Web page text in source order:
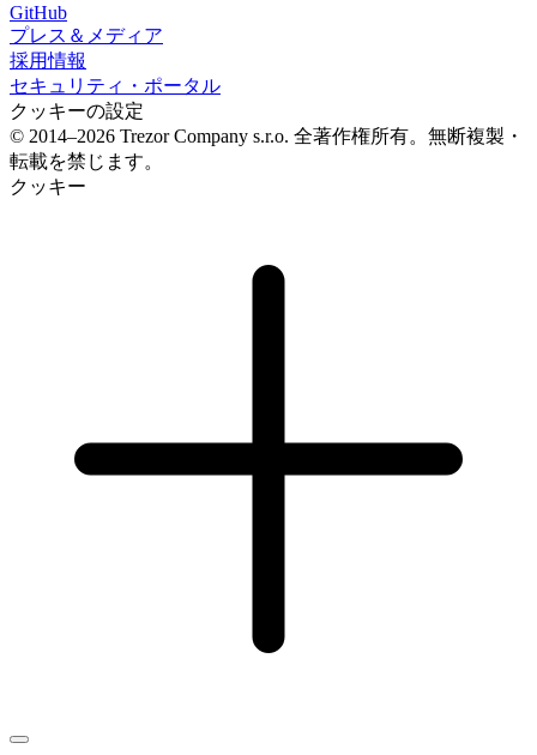
GitHub
プレス＆メディア
採用情報
セキュリティ・ポータル
クッキーの設定
© 2014–2026 Trezor Company s.r.o. 全著作権所有。無断複製・
転載を禁じます。
クッキー